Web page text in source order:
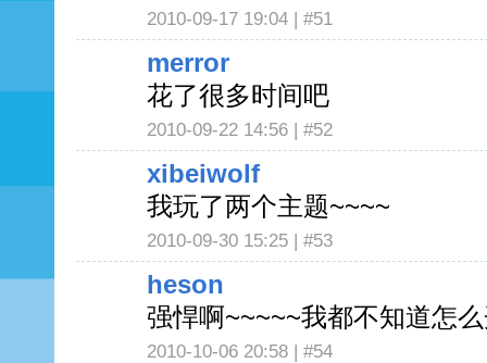
2010-09-17 19:04 | #51
merror
花了很多时间吧
2010-09-22 14:56 | #52
xibeiwolf
我玩了两个主题~~~~
2010-09-30 15:25 | #53
heson
强悍啊~~~~~我都不知道怎
2010-10-06 20:58 | #54